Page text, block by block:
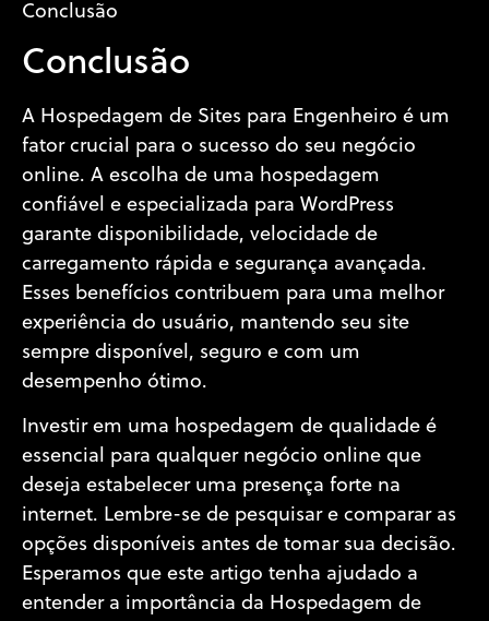
Conclusão
Conclusão
A Hospedagem de Sites para Engenheiro é um
fator crucial para o sucesso do seu negócio
online. A escolha de uma hospedagem
confiável e especializada para WordPress
garante disponibilidade, velocidade de
carregamento rápida e segurança avançada.
Esses benefícios contribuem para uma melhor
experiência do usuário, mantendo seu site
sempre disponível, seguro e com um
desempenho ótimo.
Investir em uma hospedagem de qualidade é
essencial para qualquer negócio online que
deseja estabelecer uma presença forte na
internet. Lembre-se de pesquisar e comparar as
opções disponíveis antes de tomar sua decisão.
Esperamos que este artigo tenha ajudado a
entender a importância da Hospedagem de